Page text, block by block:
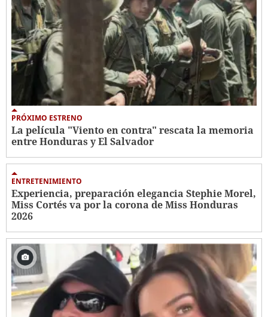
PRÓXIMO ESTRENO
La película "Viento en contra" rescata la memoria
entre Honduras y El Salvador
ENTRETENIMIENTO
Experiencia, preparación elegancia Stephie Morel,
Miss Cortés va por la corona de Miss Honduras
2026